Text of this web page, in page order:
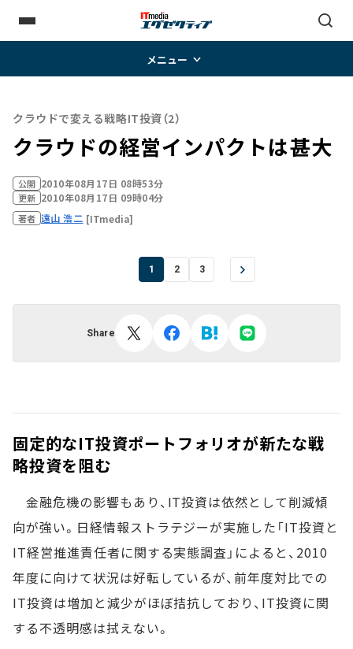
メニュー
クラウドで変える戦略IT投資（2）
クラウドの経営インパクトは甚大
公開 2010年08月17日 08時53分
更新 2010年08月17日 09時04分
著者 遠山 浩二 [ITmedia]
1 2 3
Share
固定的なIT投資ポートフォリオが新たな戦
略投資を阻む
金融危機の影響もあり、IT投資は依然として削減傾
向が強い。日経情報ストラテジーが実施した「IT投資と
IT経営推進責任者に関する実態調査」によると、2010
年度に向けて状況は好転しているが、前年度対比での
IT投資は増加と減少がほぼ拮抗しており、IT投資に関
する不透明感は拭えない。